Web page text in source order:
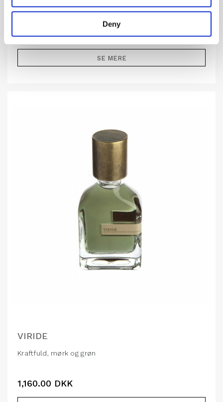
Deny
Havet, som helhed, behøver ingen forklaring
1,160.00DKK
SE MERE
VIRIDE
Kraftfuld, mørk og grøn
1,160.00 DKK